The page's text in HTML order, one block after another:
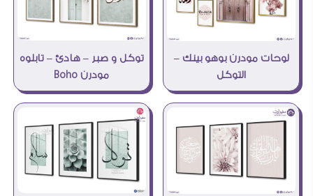
لوحات مودرن بوهو بينك –
التوكل
توكل و صبر – هادئ – تابلوه
مودرن Boho